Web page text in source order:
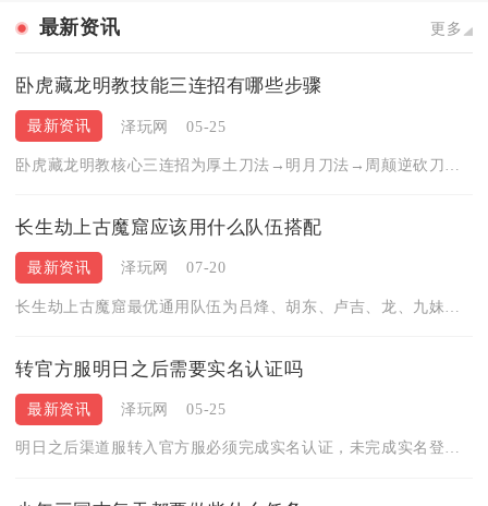
最新资讯 更多
卧虎藏龙明教技能三连招有哪些步骤
最新资讯 泽玩网 05-25
长生劫上古魔窟应该用什么队伍搭配
最新资讯 泽玩网 07-20
转官方服明日之后需要实名认证吗
最新资讯 泽玩网 05-25
明日之后渠道服转入官方服必须完成实名认证，未完成实名登记的账...